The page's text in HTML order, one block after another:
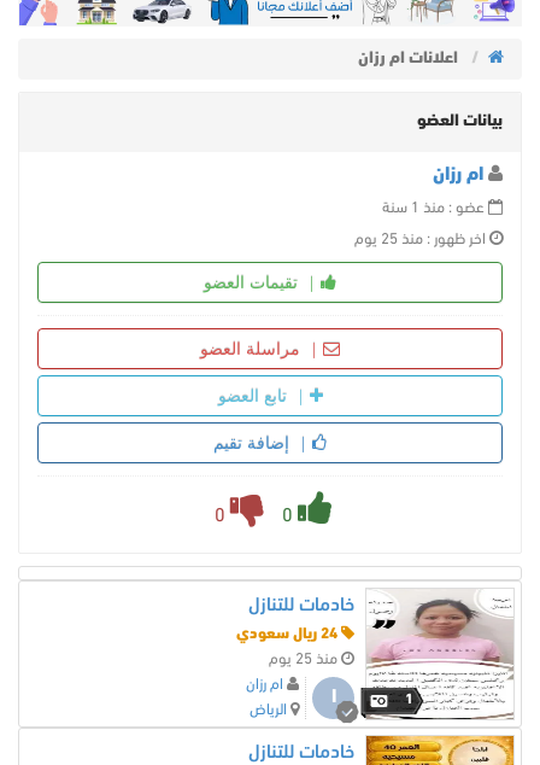
اعلانات ام رزان
بيانات العضو
ام رزان
عضو : منذ 1 سنة
اخر ظهور : منذ 25 يوم
تقيمات العضو
مراسلة العضو
تابع العضو
إضافة تقيم
0
0
1
خادمات للتنازل
منذ 25 يوم
ا
ام رزان
الرياض
خادمات للتنازل